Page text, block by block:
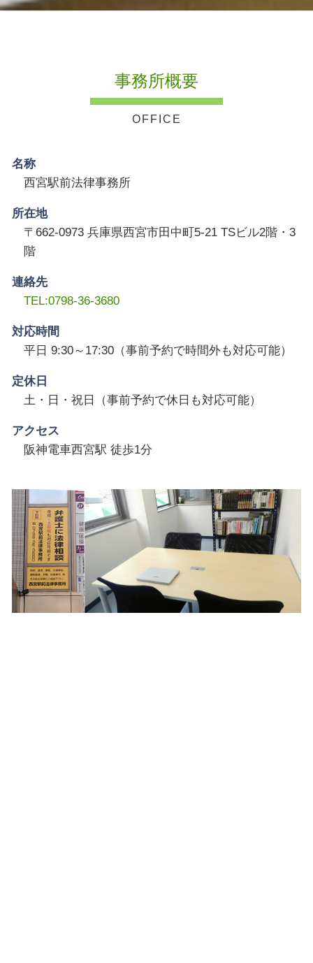
事務所概要
名称
西宮駅前法律事務所
所在地
〒662-0973 兵庫県西宮市田中町5-21 TSビル2階・3
階
連絡先
TEL:0798-36-3680
対応時間
平日 9:30～17:30（事前予約で時間外も対応可能）
定休日
土・日・祝日（事前予約で休日も対応可能）
アクセス
阪神電車西宮駅 徒歩1分